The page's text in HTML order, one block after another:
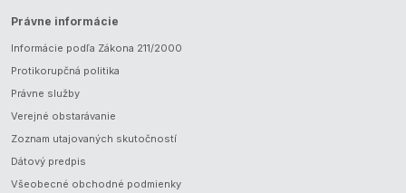
Právne informácie
Informácie podľa Zákona 211/2000
Protikorupčná politika
Právne služby
Verejné obstarávanie
Zoznam utajovaných skutočností
Dátový predpis
Všeobecné obchodné podmienky